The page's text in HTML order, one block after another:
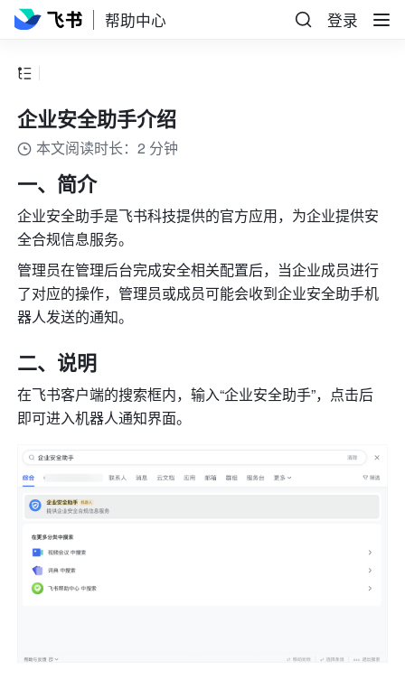
帮助中心 登录
企业安全助手介绍
本文阅读时长：2 分钟
一、简介
企业安全助手是飞书科技提供的官方应用，为企业提供安
全合规信息服务。
管理员在管理后台完成安全相关配置后，当企业成员进行
了对应的操作，管理员或成员可能会收到企业安全助手机
器人发送的通知。
二、说明
在飞书客户端的搜索框内，输入“企业安全助手”，点击后
即可进入机器人通知界面。